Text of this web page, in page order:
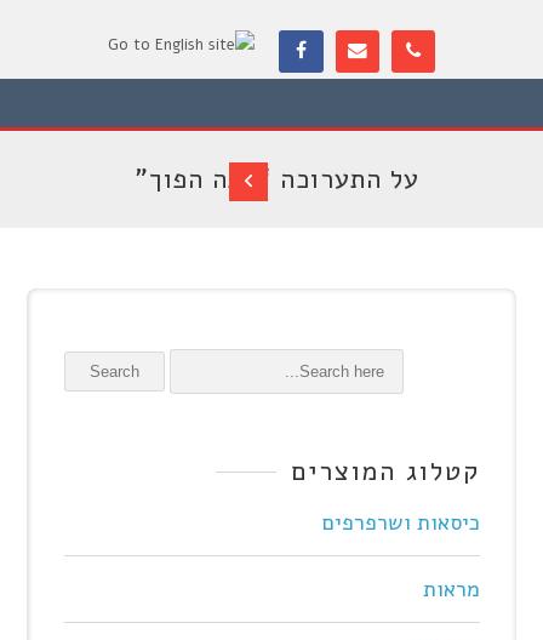
על התערוכה “קפה הפוך”
Search
קטלוג המוצרים
כיסאות ושרפרפים
מראות